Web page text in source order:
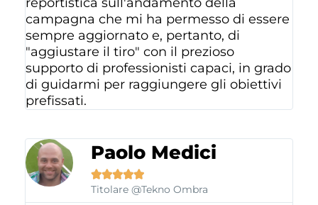
reportistica sull'andamento della
campagna che mi ha permesso di essere
sempre aggiornato e, pertanto, di
"aggiustare il tiro" con il prezioso
supporto di professionisti capaci, in grado
di guidarmi per raggiungere gli obiettivi
prefissati.
Paolo Medici

Titolare @Tekno Ombra